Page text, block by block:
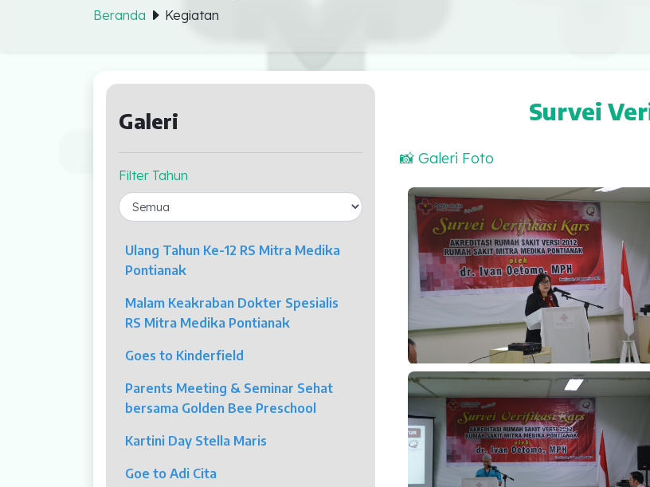
Profil Kami
Profil Kami
Fasilitas Unggulan
Endoskopi
Laparaskopi
Multi Slice CT-Scan 128 Slices
Dialisis
Mamografi
Beranda Kegiatan
Galeri
Filter Tahun
Ulang Tahun Ke-12 RS Mitra Medika
Pontianak
Malam Keakraban Dokter Spesialis
RS Mitra Medika Pontianak
Goes to Kinderfield
Parents Meeting & Seminar Sehat
bersama Golden Bee Preschool
Kartini Day Stella Maris
Goe to Adi Cita
Survei
📸 Galeri Foto